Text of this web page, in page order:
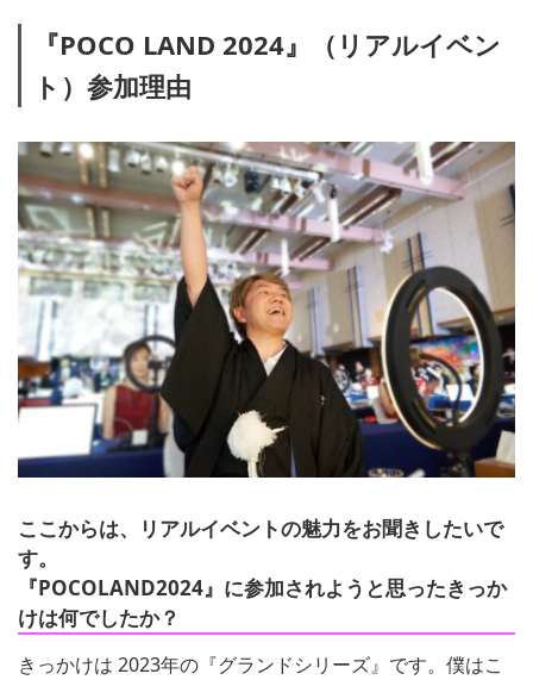
『POCO LAND 2024』（リアルイベン
ト）参加理由
ここからは、リアルイベントの魅力をお聞きしたいで
す。
『POCOLAND2024』に参加されようと思ったきっか
けは何でしたか？
きっかけは 2023年の『グランドシリーズ』です。僕はこ